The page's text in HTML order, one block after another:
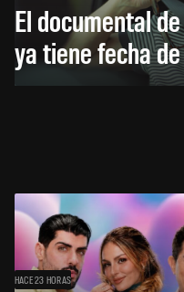
El documental
ya tiene fecha
HACE 23 HORAS